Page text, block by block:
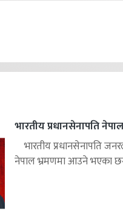
भारतीय प्रधानसेनापति
भारतीय प्रधानसेनापति
नेपाल भ्रमणमा आउने भएका